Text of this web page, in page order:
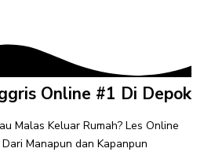
Online #1 Di Depok
Malas Keluar Rumah? Les Online
Manapun dan Kapanpun